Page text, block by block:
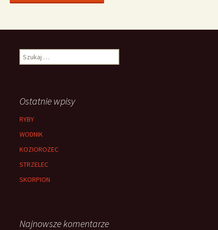
Szukaj:
Ostatnie wpisy
RYBY
WODNIK
KOZIOROZEC
STRZELEC
SKORPION
Najnowsze komentarze